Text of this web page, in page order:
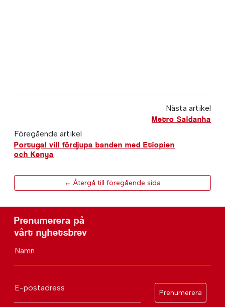
Nästa artikel
Metro Saldanha
Föregående artikel
Portugal vill fördjupa banden med Etiopien
och Kenya
← Återgå till föregående sida
Prenumerera på
vårt nyhetsbrev
Namn
E-postadress
Prenumerera